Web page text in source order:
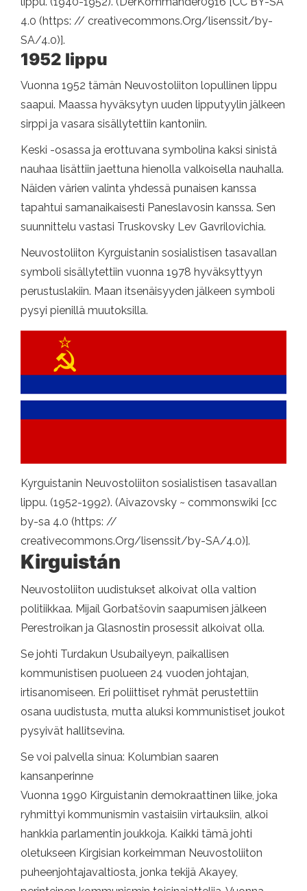
4.0 (https: // creativecommons.Org/lisenssit/by-
SA/4.0)].
1952 lippu
Vuonna 1952 tämän Neuvostoliiton lopullinen lippu
saapui. Maassa hyväksytyn uuden lipputyylin jälkeen
sirppi ja vasara sisällytettiin kantoniin.
Keski -osassa ja erottuvana symbolina kaksi sinistä
nauhaa lisättiin jaettuna hienolla valkoisella nauhalla.
Näiden värien valinta yhdessä punaisen kanssa
tapahtui samanaikaisesti Paneslavosin kanssa. Sen
suunnittelu vastasi Truskovsky Lev Gavrilovichia.
Neuvostoliiton Kyrguistanin sosialistisen tasavallan
symboli sisällytettiin vuonna 1978 hyväksyttyyn
perustuslakiin. Maan itsenäisyyden jälkeen symboli
pysyi pienillä muutoksilla.
Kyrguistanin Neuvostoliiton sosialistisen tasavallan
lippu. (1952-1992). (Aivazovsky ~ commonswiki [cc
by-sa 4.0 (https: //
creativecommons.Org/lisenssit/by-SA/4.0)].
Kirguistán
Neuvostoliiton uudistukset alkoivat olla valtion
politiikkaa. Mijaíl Gorbatšovin saapumisen jälkeen
Perestroikan ja Glasnostin prosessit alkoivat olla.
Se johti Turdakun Usubailyeyn, paikallisen
kommunistisen puolueen 24 vuoden johtajan,
irtisanomiseen. Eri poliittiset ryhmät perustettiin
osana uudistusta, mutta aluksi kommunistiset joukot
pysyivät hallitsevina.
Se voi palvella sinua: Kolumbian saaren
kansanperinne
Vuonna 1990 Kirguistanin demokraattinen liike, joka
ryhmittyi kommunismin vastaisiin virtauksiin, alkoi
hankkia parlamentin joukkoja. Kaikki tämä johti
oletukseen Kirgisian korkeimman Neuvostoliiton
puheenjohtajavaltiosta, jonka tekijä Akayey,